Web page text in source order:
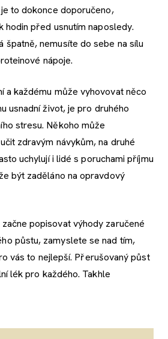
to dokonce doporučeno,
hodin před usnutím naposledy.
špatně, nemusíte do sebe na sílu
nápoje.
a každému může vyhovovat něco
usnadní život, je pro druhého
stresu. Někoho může
zdravým návykům, na druhé
uchylují i lidé s poruchami příjmu
být zaděláno na opravdový
popisovat výhody zaručené
půstu, zamyslete se nad tím,
vás to nejlepší. Přerušovaný půst
lék pro každého. Takhle